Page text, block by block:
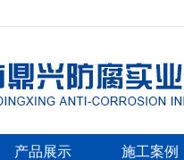
产品展示 施工案例